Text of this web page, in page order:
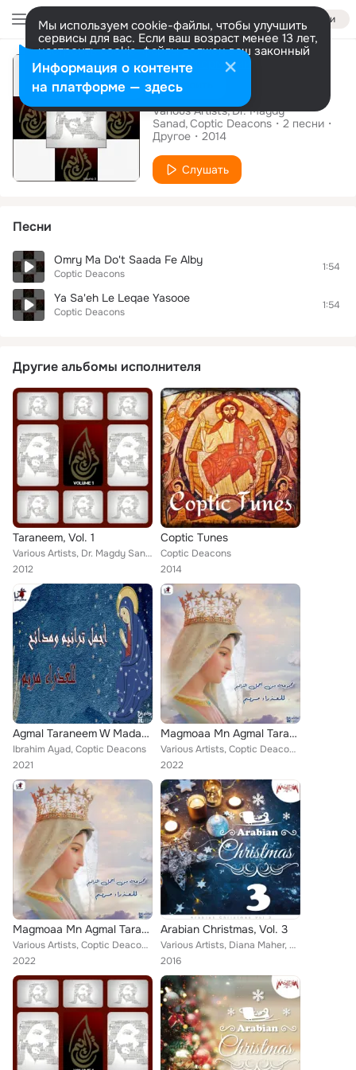
Войти
Мы используем cookie-файлы, чтобы улучшить
сервисы для вас. Если ваш возраст менее 13 лет,
настроить cookie-файлы должен ваш законный
представитель. Больше информации
Разрешить все Настроить
Taraneem, Vol. 3
Various Artists Dr. Magdy
Sanad Coptic Deacons 2 песни
Другое
2014
Слушать
Песни
Omry Ma Do't Saada Fe Alby
Coptic Deacons
1:54
Ya Sa'eh Le Leqae Yasooe
Coptic Deacons
1:54
Другие альбомы исполнителя
Taraneem, Vol. 1
Various Artists, Dr. Magdy Sanad, Coptic Deacons, Fadel Kourdi, Richard Michel
2012
Coptic Tunes
Coptic Deacons
2014
Agmal Taraneem W Madaeeh El Azraa Mariam
Ibrahim Ayad, Coptic Deacons
2021
Magmoaa Mn Agmal Taranim Ll Aadra Mariam
Various Artists, Coptic Deacons, Ibrahim Ayad, Christina Karam, Romany Zakher, Koral Atfal Kniset Abu Fam
2022
Magmoaa Mn Agmal Taranim Ll Aadra Mariam
Various Artists, Coptic Deacons, Ibrahim Ayad, Christina Karam
2022
Arabian Christmas, Vol. 3
Various Artists, Diana Maher, Fadia Bazzi, Fareek El Resala, Coptic Deacons, Vivian El Sodaneya, St. Mary's Coptic Orthodox Choi...
2016
Информация о контенте
на платформе — здесь